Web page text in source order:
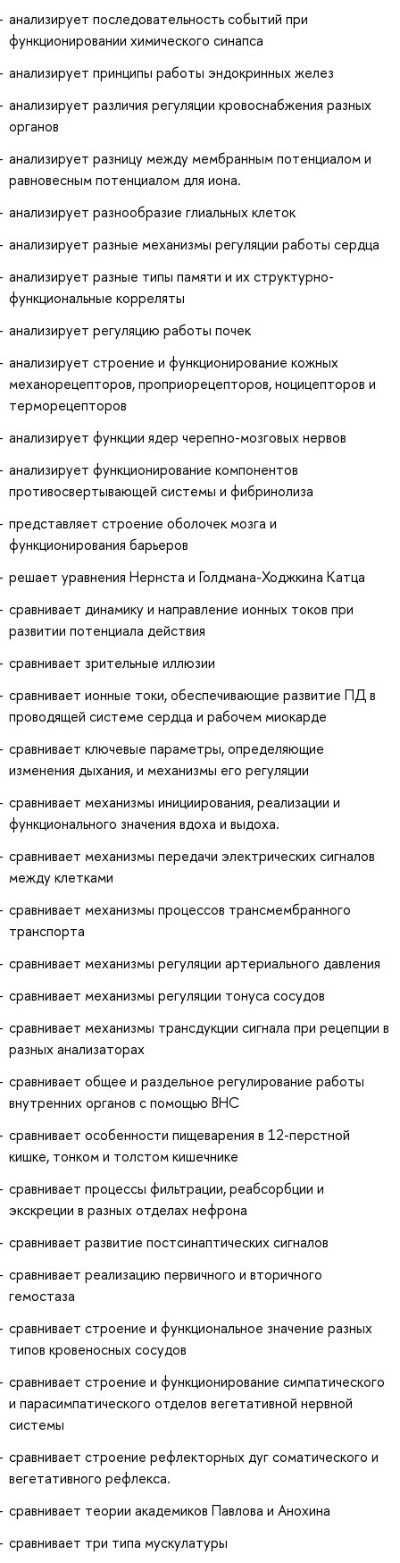
анализирует последовательность событий при
функционировании химического синапса
анализирует принципы работы эндокринных желез
анализирует различия регуляции кровоснабжения разных
органов
анализирует разницу между мембранным потенциалом и
равновесным потенциалом для иона.
анализирует разнообразие глиальных клеток
анализирует разные механизмы регуляции работы сердца
анализирует разные типы памяти и их структурно-
функциональные корреляты
анализирует регуляцию работы почек
анализирует строение и функционирование кожных
механорецепторов, проприорецепторов, ноцицепторов и
терморецепторов
анализирует функции ядер черепно-мозговых нервов
анализирует функционирование компонентов
противосвертывающей системы и фибринолиза
представляет строение оболочек мозга и
функционирования барьеров
решает уравнения Нернста и Голдмана-Ходжкина Катца
сравнивает динамику и направление ионных токов при
развитии потенциала действия
сравнивает зрительные иллюзии
сравнивает ионные токи, обеспечивающие развитие ПД в
проводящей системе сердца и рабочем миокарде
сравнивает ключевые параметры, определяющие
изменения дыхания, и механизмы его регуляции
сравнивает механизмы инициирования, реализации и
функционального значения вдоха и выдоха.
сравнивает механизмы передачи электрических сигналов
между клетками
сравнивает механизмы процессов трансмембранного
транспорта
сравнивает механизмы регуляции артериального давления
сравнивает механизмы регуляции тонуса сосудов
сравнивает механизмы трансдукции сигнала при рецепции в
разных анализаторах
сравнивает общее и раздельное регулирование работы
внутренних органов с помощью ВНС
сравнивает особенности пищеварения в 12-перстной
кишке, тонком и толстом кишечнике
сравнивает процессы фильтрации, реабсорбции и
экскреции в разных отделах нефрона
сравнивает развитие постсинаптических сигналов
сравнивает реализацию первичного и вторичного
гемостаза
сравнивает строение и функциональное значение разных
типов кровеносных сосудов
сравнивает строение и функционирование симпатического
и парасимпатического отделов вегетативной нервной
системы
сравнивает строение рефлекторных дуг соматического и
вегетативного рефлекса.
сравнивает теории академиков Павлова и Анохина
сравнивает три типа мускулатуры